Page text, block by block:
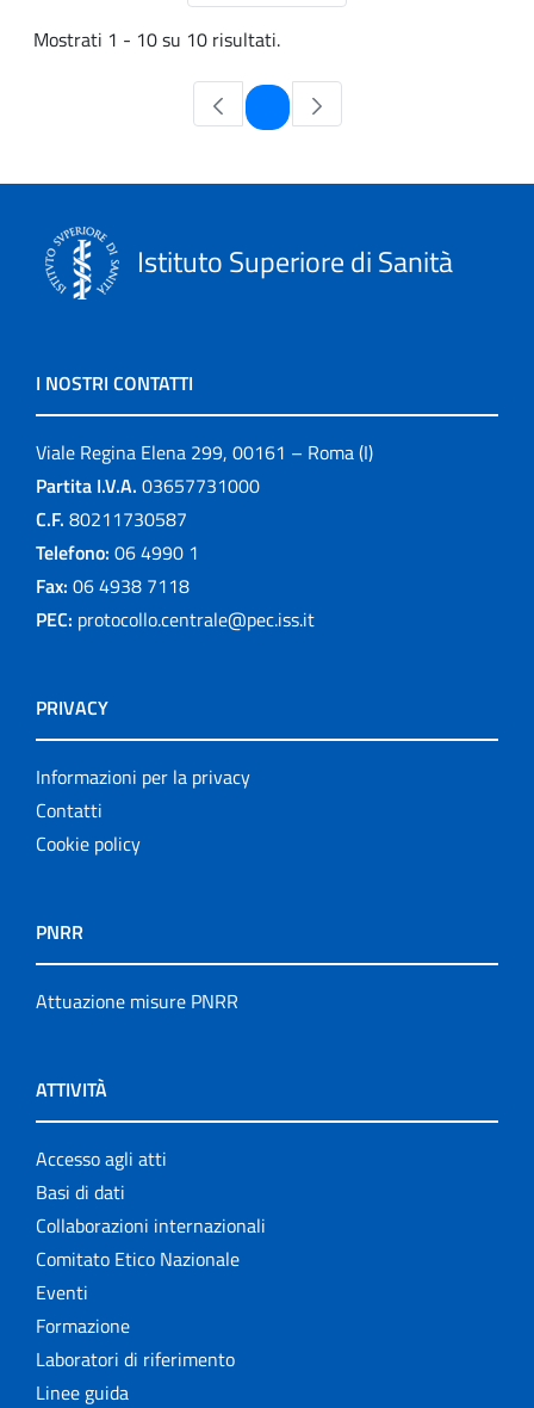
Mostrati 1 - 10 su 10 risultati.
Pagina
Istituto Superiore di Sanità
I NOSTRI CONTATTI
Viale Regina Elena 299, 00161 – Roma (I)
Partita I.V.A. 03657731000
C.F. 80211730587
Telefono: 06 4990 1
Fax: 06 4938 7118
PEC: protocollo.centrale@pec.iss.it
PRIVACY
Informazioni per la privacy
Contatti
Cookie policy
PNRR
Attuazione misure PNRR
ATTIVITÀ
Accesso agli atti
Basi di dati
Collaborazioni internazionali
Comitato Etico Nazionale
Eventi
Formazione
Laboratori di riferimento
Linee guida